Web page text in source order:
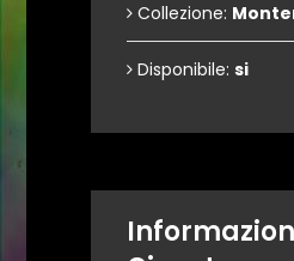
Collezione:
Disponibile: si